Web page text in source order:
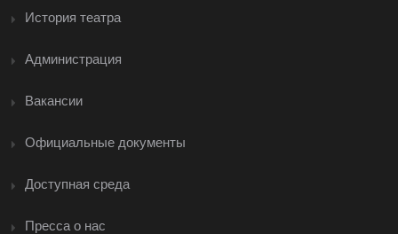
История театра
Администрация
Вакансии
Официальные документы
Доступная среда
Пресса о нас